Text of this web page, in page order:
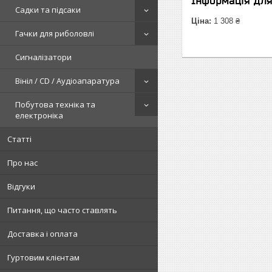
Садки та підсаки
Гачки для риболовлі
Сигналізатори
Вініл / CD / Аудіоапаратура
Побутова техніка та
електроніка
Статті
Про нас
Відгуки
Питання, що часто ставлять
Доставка і оплата
Гуртовим клієнтам
Ціна: 1 308 ₴